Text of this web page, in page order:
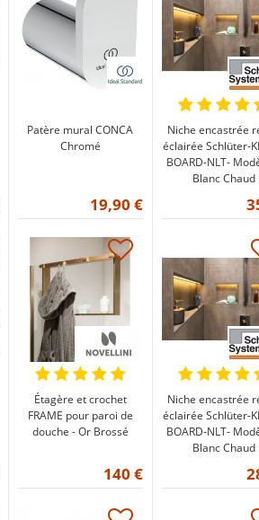
Patère mural CONCA
Chromé
19,90 €
Niche encastrée
éclairée Schlüter-
BOARD-NLT-
Blanc Chaud
Étagère et crochet
FRAME pour paroi de
douche - Or Brossé
140 €
Niche encastrée
éclairée Schlüter-
BOARD-NLT-
Blanc Chaud